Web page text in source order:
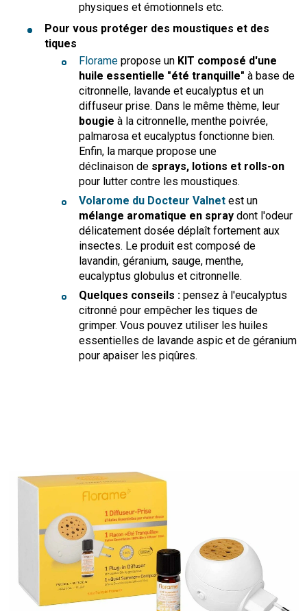
physiques et émotionnels etc.
Pour vous protéger des moustiques et des
tiques
Florame propose un KIT composé d'une
huile essentielle "été tranquille" à base de
citronnelle, lavande et eucalyptus et un
diffuseur prise. Dans le même thème, leur
bougie à la citronnelle, menthe poivrée,
palmarosa et eucalyptus fonctionne bien.
Enfin, la marque propose une
déclinaison de sprays, lotions et rolls-on
pour lutter contre les moustiques.
Volarome du Docteur Valnet est un
mélange aromatique en spray dont l'odeur
délicatement dosée déplaît fortement aux
insectes. Le produit est composé de
lavandin, géranium, sauge, menthe,
eucalyptus globulus et citronnelle.
Quelques conseils : pensez à l'eucalyptus
citronné pour empêcher les tiques de
grimper. Vous pouvez utiliser les huiles
essentielles de lavande aspic et de géranium
pour apaiser les piqûres.